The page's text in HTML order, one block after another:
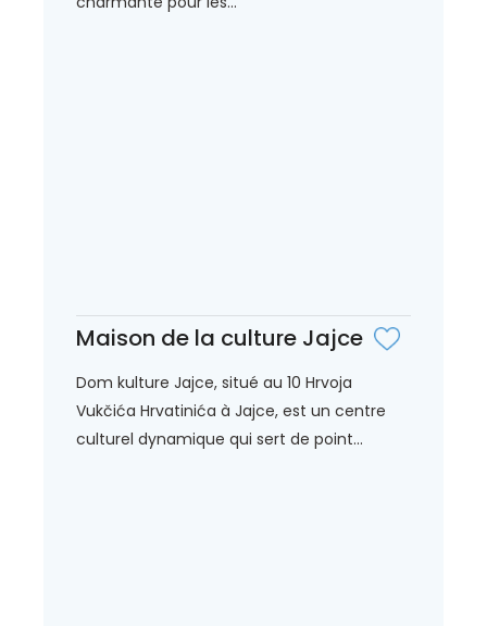
Maison de la culture Jajce
Dom kulture Jajce, situé au 10 Hrvoja
Vukčića Hrvatinića à Jajce, est un centre
culturel dynamique qui sert de point...